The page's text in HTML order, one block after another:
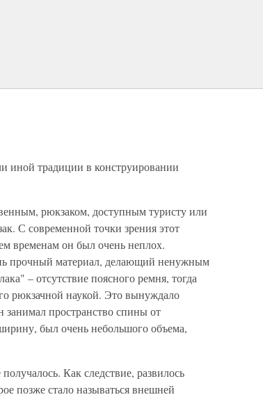
иной традиции в конструировании
рюкзаком, доступным туристу или
С современной точки зрения этот
временам он был очень неплох.
прочный материал, делающий ненужным
– отсутствие поясного ремня, тогда
рюкзачной наукой. Это вынуждало
занимал пространство спины от
был очень небольшого объема,
Как следствие, развилось
позже стало называться внешней